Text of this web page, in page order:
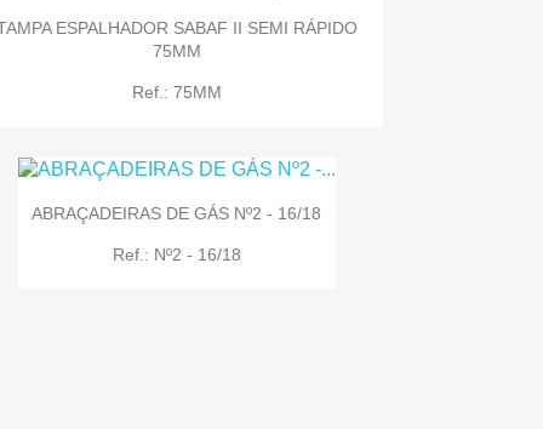
ESPALHADOR SABAF II SEMI RÁPIDO
75MM
Ref.: 75MM
 Quick view
ABRAÇADEIRAS DE GÁS Nº2 - 16/18
Ref.: Nº2 - 16/18